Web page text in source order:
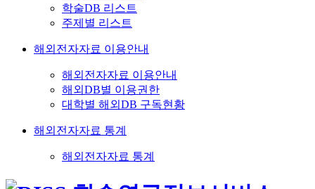
학술DB 리스트
주제별 리스트
해외전자자료 이용안내
해외전자자료 이용안내
해외DB별 이용권한
대학별 해외DB 구독현황
해외전자자료 통계
해외전자자료 통계